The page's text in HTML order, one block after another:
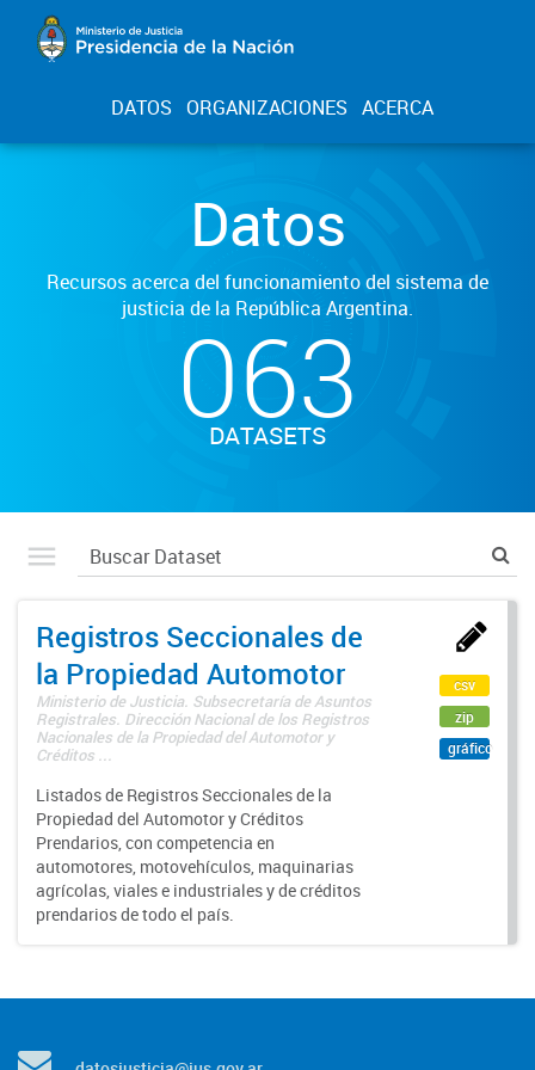
DATOS ORGANIZACIONES ACERCA
Datos
Recursos acerca del funcionamiento del sistema de
justicia de la República Argentina.
063
DATASETS
Registros Seccionales de
la Propiedad Automotor
Ministerio de Justicia. Subsecretaría de Asuntos
Registrales. Dirección Nacional de los Registros
Nacionales de la Propiedad del Automotor y
Créditos ...
Listados de Registros Seccionales de la
Propiedad del Automotor y Créditos
Prendarios, con competencia en
automotores, motovehículos, maquinarias
agrícolas, viales e industriales y de créditos
prendarios de todo el país.
csv
zip
gráfico